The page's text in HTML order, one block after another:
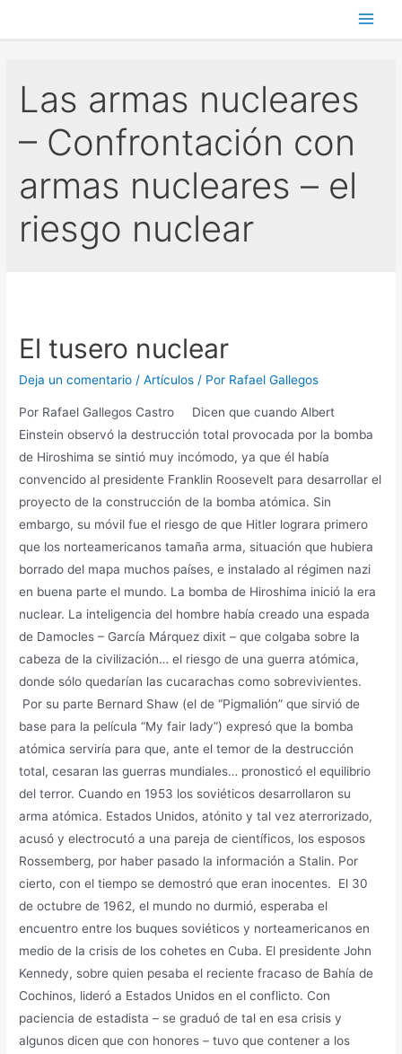
Las armas nucleares
– Confrontación con
armas nucleares – el
riesgo nuclear
El tusero nuclear
Deja un comentario /Artículos / Por Rafael Gallegos
Por Rafael Gallegos Castro Dicen que cuando Albert
Einstein observó la destrucción total provocada por la bomba
de Hiroshima se sintió muy incómodo, ya que él había
convencido al presidente Franklin Roosevelt para desarrollar el
proyecto de la construcción de la bomba atómica. Sin
embargo, su móvil fue el riesgo de que Hitler lograra primero
que los norteamericanos tamaña arma, situación que hubiera
borrado del mapa muchos países, e instalado al régimen nazi
en buena parte el mundo. La bomba de Hiroshima inició la era
nuclear. La inteligencia del hombre había creado una espada
de Damocles – García Márquez dixit – que colgaba sobre la
cabeza de la civilización… el riesgo de una guerra atómica,
donde sólo quedarían las cucarachas como sobrevivientes.
Por su parte Bernard Shaw (el de “Pigmalión” que sirvió de
base para la película “My fair lady”) expresó que la bomba
atómica serviría para que, ante el temor de la destrucción
total, cesaran las guerras mundiales… pronosticó el equilibrio
del terror. Cuando en 1953 los soviéticos desarrollaron su
arma atómica. Estados Unidos, atónito y tal vez aterrorizado,
acusó y electrocutó a una pareja de científicos, los esposos
Rossemberg, por haber pasado la información a Stalin. Por
cierto, con el tiempo se demostró que eran inocentes. El 30
de octubre de 1962, el mundo no durmió, esperaba el
encuentro entre los buques soviéticos y norteamericanos en
medio de la crisis de los cohetes en Cuba. El presidente John
Kennedy, sobre quien pesaba el reciente fracaso de Bahía de
Cochinos, lideró a Estados Unidos en el conflicto. Con
paciencia de estadista – se graduó de tal en esa crisis y
algunos dicen que con honores – tuvo que contener a los